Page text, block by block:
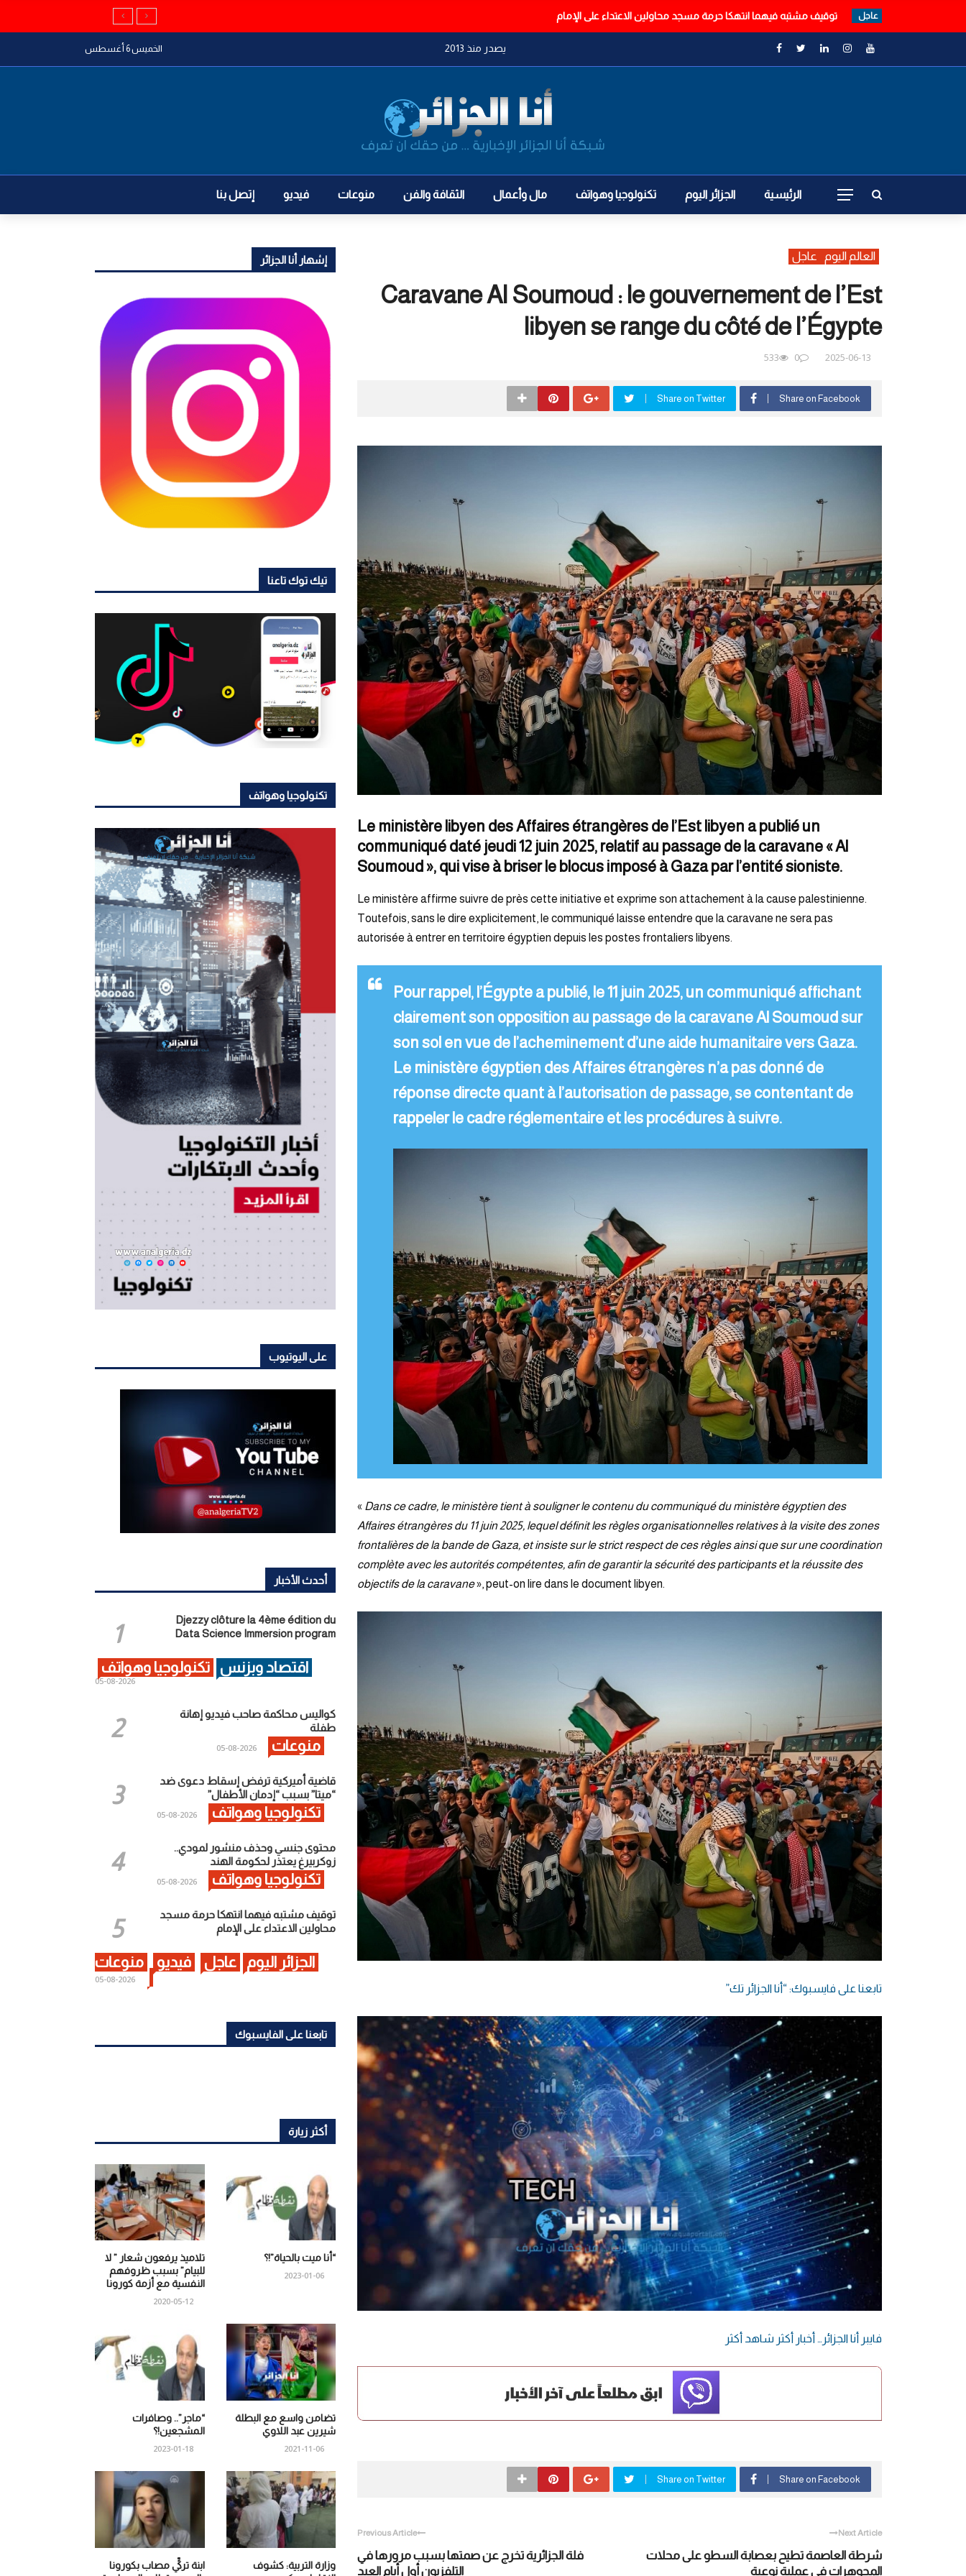
عاجل توقيف مشتبه فيهما انتهكا حرمة مسجد محاولين الاعتداء على الإمام
الخميس 6 أغسطس يصدر منذ 2013
الرئيسية الجزائر اليوم تكنولوجيا وهواتف مال وأعمال الثقافة والفن منوعات فيديو إتصل بنا
العالم اليوم عاجل
Caravane Al Soumoud : le gouvernement de l’Est
libyen se range du côté de l’Égypte
2025-06-13
0
533
Share on Facebook
Share on Twitter
Le ministère libyen des Affaires étrangères de l’Est libyen a publié un
communiqué daté jeudi 12 juin 2025, relatif au passage de la caravane « Al
Soumoud », qui vise à briser le blocus imposé à Gaza par l’entité sioniste.
Le ministère affirme suivre de près cette initiative et exprime son attachement à la cause palestinienne.
Toutefois, sans le dire explicitement, le communiqué laisse entendre que la caravane ne sera pas
autorisée à entrer en territoire égyptien depuis les postes frontaliers libyens.
Pour rappel, l’Égypte a publié, le 11 juin 2025, un communiqué affichant
clairement son opposition au passage de la caravane Al Soumoud sur
son sol en vue de l’acheminement d’une aide humanitaire vers Gaza.
Le ministère égyptien des Affaires étrangères n’a pas donné de
réponse directe quant à l’autorisation de passage, se contentant de
rappeler le cadre réglementaire et les procédures à suivre.
« Dans ce cadre, le ministère tient à souligner le contenu du communiqué du ministère égyptien des
Affaires étrangères du 11 juin 2025, lequel définit les règles organisationnelles relatives à la visite des zones
frontalières de la bande de Gaza, et insiste sur le strict respect de ces règles ainsi que sur une coordination
complète avec les autorités compétentes, afin de garantir la sécurité des participants et la réussite des
objectifs de la caravane», peut-on lire dans le document libyen.
تابعنا على فايسبوك: “أنا الجزائر تك”
فايبر أنا الجزائر… أخبار أكثر شاهد أكثر
Share on Facebook
Share on Twitter
Previous Article
فلة الجزائرية تخرج عن صمتها بسبب مرورها في
التلفزيون أول أيام العيد
Next Article
شرطة العاصمة تطيح بعصابة السطو على محلات
المجوهرات في عملية نوعية
إشهار أنا الجزائر
تيك توك تاعنا
تكنولوجيا وهواتف
على اليوتيوب
أحدث الأخبار
Djezzy clôture la 4ème édition du
Data Science Immersion program
اقتصاد وبزنس تكنولوجيا وهواتف
2026-08-05
كواليس محاكمة صاحب فيديو إهانة
طفلة
منوعات 2026-08-05
قاضية أميركية ترفض إسقاط دعوى ضد
“ميتا” بسبب “إدمان الأطفال”
تكنولوجيا وهواتف 2026-08-05
محتوى جنسي وحذف منشور لمودي..
زوكربيرغ يعتذر لحكومة الهند
تكنولوجيا وهواتف 2026-08-05
توقيف مشتبه فيهما انتهكا حرمة مسجد
محاولين الاعتداء على الإمام
الجزائر اليوم عاجل فيديو منوعات
2026-08-05
تابعنا على الفايسبوك
أكثر زيارة
تلاميذ يرفعون شعار ” لا
للبيام” بسبب ظروفهم
النفسية مع أزمة كورونا
2020-05-12
“أنا ميت بالحياة”!؟
2023-01-06
“ماجر”.. وصافرات
المشجعين!؟
2023-01-18
تضامن واسع مع البطلة
شيرين عبد اللاوي
2021-11-06
ابنة تركيٍّ مصاب بكورونا
وزارة التربية: كشوف